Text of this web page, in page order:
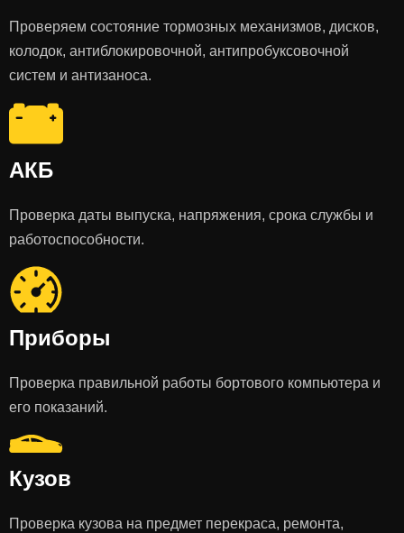
Проверяем состояние тормозных механизмов, дисков,
колодок, антиблокировочной, антипробуксовочной
систем и антизаноса.
АКБ
Проверка даты выпуска, напряжения, срока службы и
работоспособности.
Приборы
Проверка правильной работы бортового компьютера и
его показаний.
Кузов
Проверка кузова на предмет перекраса, ремонта,